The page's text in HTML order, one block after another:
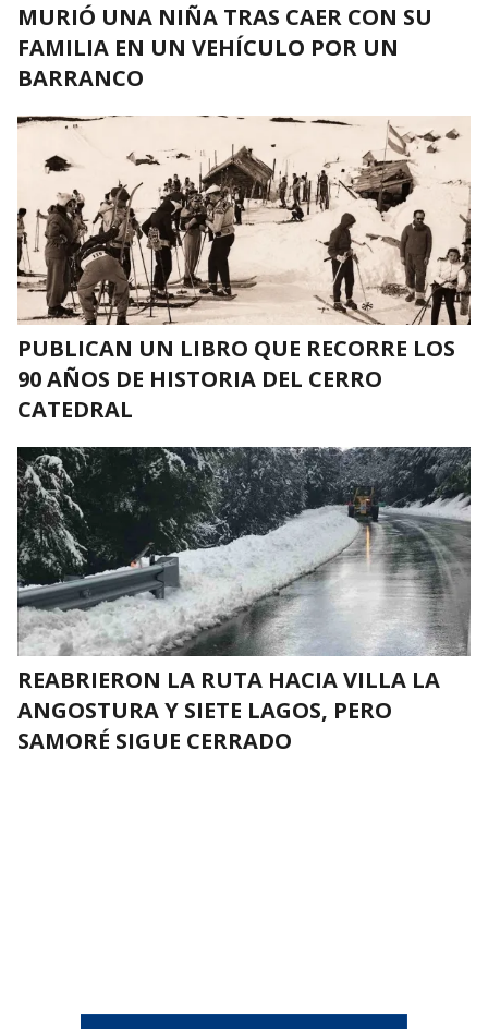
MURIÓ UNA NIÑA TRAS CAER CON SU
FAMILIA EN UN VEHÍCULO POR UN
BARRANCO
PUBLICAN UN LIBRO QUE RECORRE LOS
90 AÑOS DE HISTORIA DEL CERRO
CATEDRAL
REABRIERON LA RUTA HACIA VILLA LA
ANGOSTURA Y SIETE LAGOS, PERO
SAMORÉ SIGUE CERRADO